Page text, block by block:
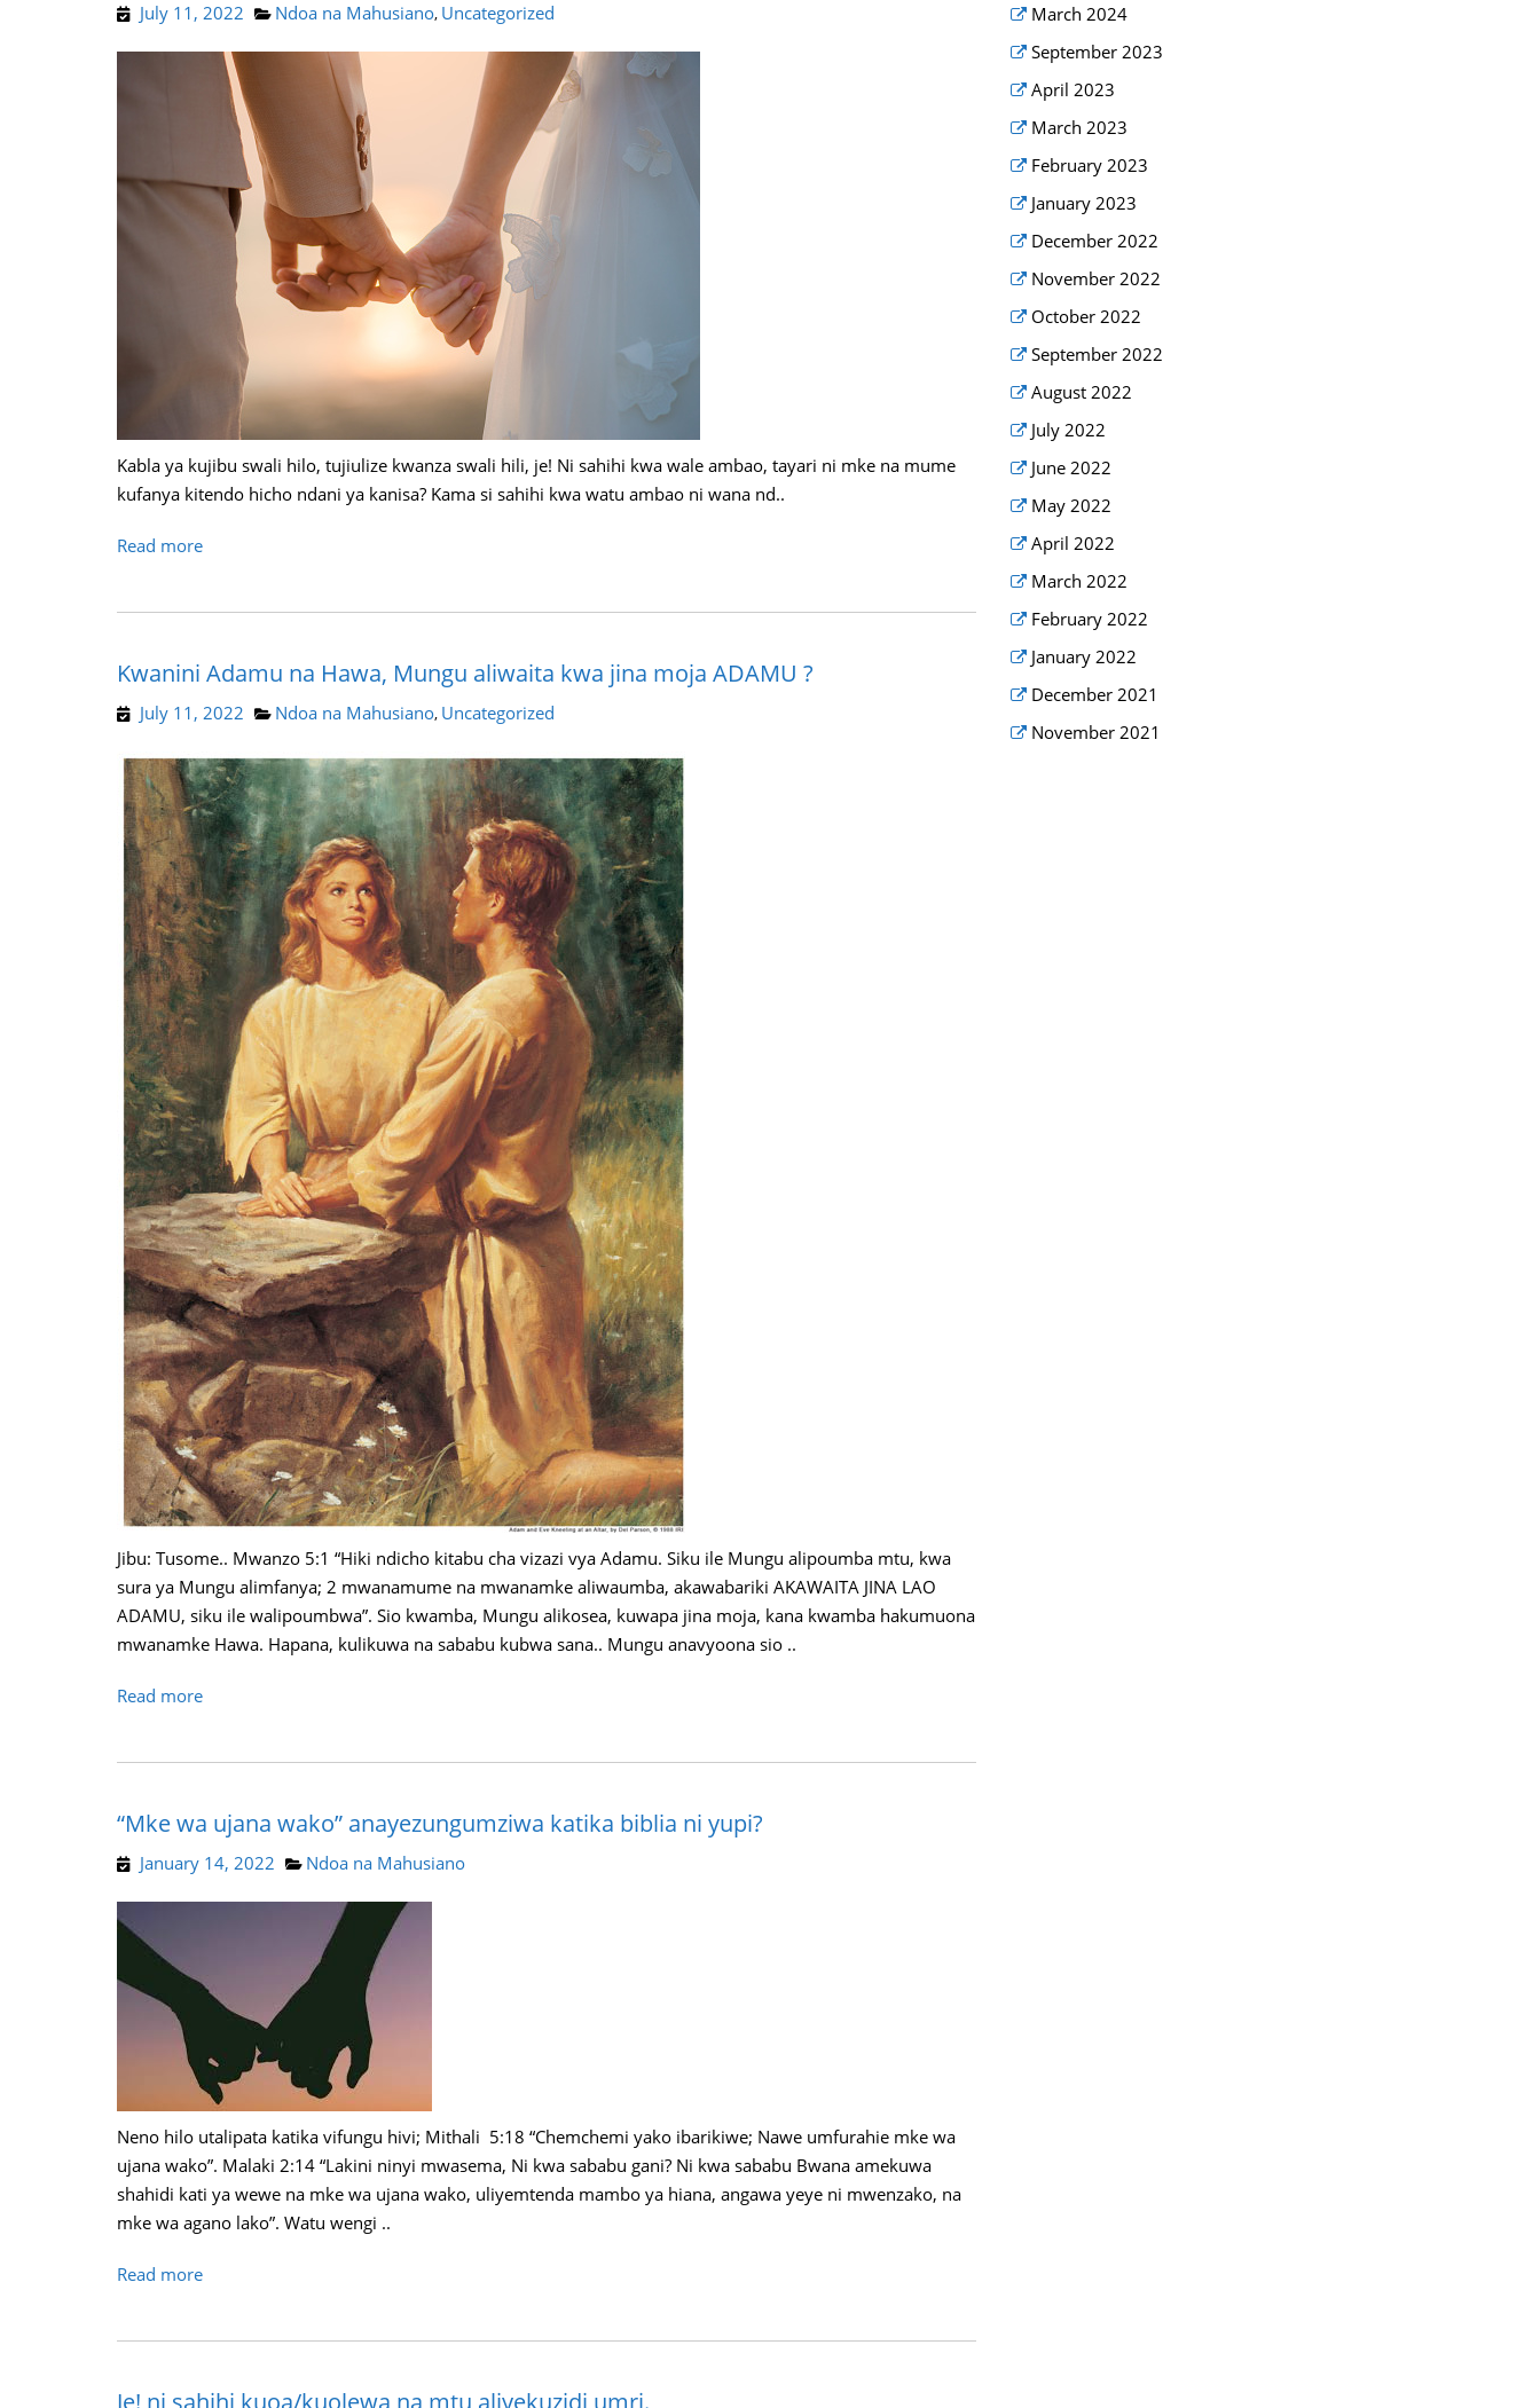
July 11, 2022 Ndoa na Mahusiano, Uncategorized
Kabla ya kujibu swali hilo, tujiulize kwanza swali hili, je! Ni sahihi kwa wale ambao, tayari ni mke na mume
kufanya kitendo hicho ndani ya kanisa? Kama si sahihi kwa watu ambao ni wana nd..
Read more
Kwanini Adamu na Hawa, Mungu aliwaita kwa jina moja ADAMU ?
July 11, 2022 Ndoa na Mahusiano, Uncategorized
Jibu: Tusome.. Mwanzo 5:1 “Hiki ndicho kitabu cha vizazi vya Adamu. Siku ile Mungu alipoumba mtu, kwa
sura ya Mungu alimfanya; 2 mwanamume na mwanamke aliwaumba, akawabariki AKAWAITA JINA LAO
ADAMU, siku ile walipoumbwa”. Sio kwamba, Mungu alikosea, kuwapa jina moja, kana kwamba hakumuona
mwanamke Hawa. Hapana, kulikuwa na sababu kubwa sana.. Mungu anavyoona sio ..
Read more
“Mke wa ujana wako” anayezungumziwa katika biblia ni yupi?
January 14, 2022 Ndoa na Mahusiano
Neno hilo utalipata katika vifungu hivi; Mithali 5:18 “Chemchemi yako ibarikiwe; Nawe umfurahie mke wa
ujana wako”. Malaki 2:14 “Lakini ninyi mwasema, Ni kwa sababu gani? Ni kwa sababu Bwana amekuwa
shahidi kati ya wewe na mke wa ujana wako, uliyemtenda mambo ya hiana, angawa yeye ni mwenzako, na
mke wa agano lako”. Watu wengi ..
Read more
March 2024
September 2023
April 2023
March 2023
February 2023
January 2023
December 2022
November 2022
October 2022
September 2022
August 2022
July 2022
June 2022
May 2022
April 2022
March 2022
February 2022
January 2022
December 2021
November 2021